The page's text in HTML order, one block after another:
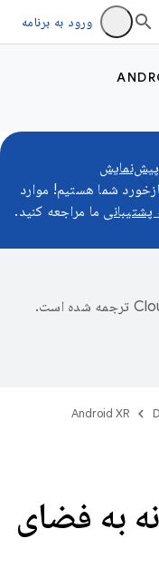
ورود به برنامه
شما هستیم! موارد
ما مراجعه کنید.
ترجمه شده است.
Android XR
به فضای